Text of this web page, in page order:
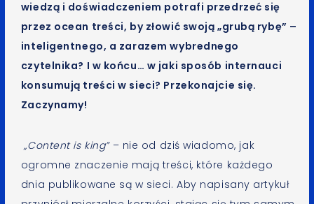
wiedzą i doświadczeniem potrafi przedrzeć się
przez ocean treści, by złowić swoją „grubą rybę” –
inteligentnego, a zarazem wybrednego
czytelnika? I w końcu… w jaki sposób internauci
konsumują treści w sieci? Przekonajcie się.
Zaczynamy!
„Content is king”– nie od dziś wiadomo, jak
ogromne znaczenie mają treści, które każdego
dnia publikowane są w sieci. Aby napisany artykuł